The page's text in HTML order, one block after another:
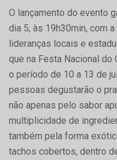
O lançamento do evento
dia 5, às 19h30min, com
lideranças locais e
que na Festa Nacional do
o período de 10 a 13 de
pessoas degustarão o
não apenas pelo sabor
multiplicidade de
também pela forma
tachos cobertos, dentro